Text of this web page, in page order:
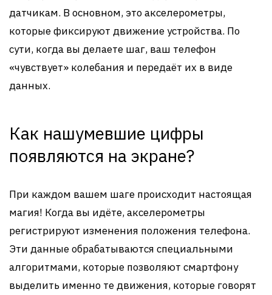
датчикам. В основном, это акселерометры,
которые фиксируют движение устройства. По
сути, когда вы делаете шаг, ваш телефон
«чувствует» колебания и передаёт их в виде
данных.
Как нашумевшие цифры
появляются на экране?
При каждом вашем шаге происходит настоящая
магия! Когда вы идёте, акселерометры
регистрируют изменения положения телефона.
Эти данные обрабатываются специальными
алгоритмами, которые позволяют смартфону
выделить именно те движения, которые говорят